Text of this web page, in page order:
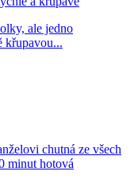
ale jedno
křupavou...
chutná ze všech
minut hotová